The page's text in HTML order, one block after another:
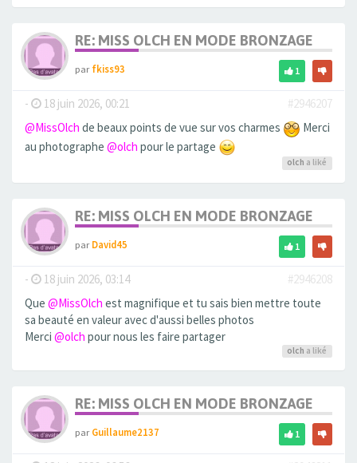
RE: MISS OLCH EN MODE BRONZAGE
parfkiss93 1
- 18 juin 2026, 00:21
#2946207
@MissOlch de beaux points de vue sur vos charmes
Merci
au photographe @olch pour le partage
olch a liké
RE: MISS OLCH EN MODE BRONZAGE
parDavid45 1
- 18 juin 2026, 03:14
#2946208
Que @MissOlch est magnifique et tu sais bien mettre toute
sa beauté en valeur avec d'aussi belles photos
Merci @olch pour nous les faire partager
olch a liké
RE: MISS OLCH EN MODE BRONZAGE
parGuillaume2137 1